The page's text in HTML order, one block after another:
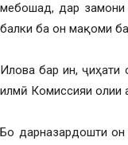
мебошад, дар замони
балки ба он мақоми
Илова бар ин, ҷиҳати
илмӣ Комиссияи олии
Бо дарназардошти он